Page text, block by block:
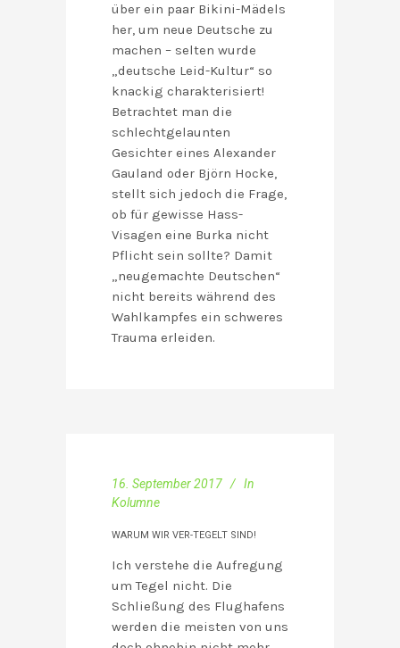
über ein paar Bikini-Mädels
her, um neue Deutsche zu
machen – selten wurde
„deutsche Leid-Kultur“ so
knackig charakterisiert!
Betrachtet man die
schlechtgelaunten
Gesichter eines Alexander
Gauland oder Björn Hocke,
stellt sich jedoch die Frage,
ob für gewisse Hass-
Visagen eine Burka nicht
Pflicht sein sollte? Damit
„neugemachte Deutschen“
nicht bereits während des
Wahlkampfes ein schweres
Trauma erleiden.
16. September 2017
In
Kolumne
WARUM WIR VER-TEGELT SIND!
Ich verstehe die Aufregung
um Tegel nicht. Die
Schließung des Flughafens
werden die meisten von uns